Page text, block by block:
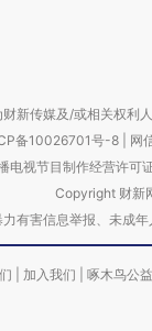
新传媒及/或相关权利
备10026701号-8 网
电视节目制作经营许可
Copyright 财新
力有害信息举报、未
加入我们 啄木鸟公